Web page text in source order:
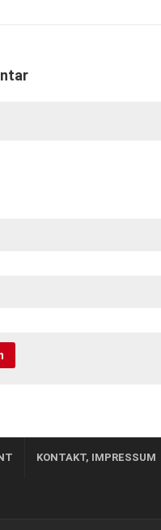
17 A, 01324 Dresden
KONTAKT, IMPRESSUM